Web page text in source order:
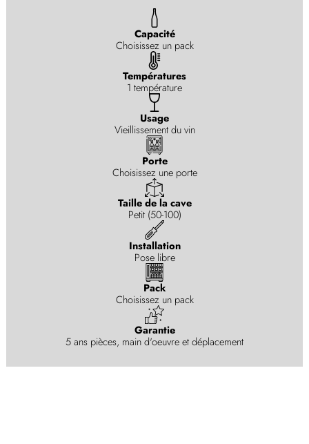
Capacité
Choisissez un pack
Températures
1 température
Usage
Vieillissement du vin
Porte
Choisissez une porte
Taille de la cave
Petit (50-100)
Installation
Pose libre
Pack
Choisissez un pack
Garantie
5 ans pièces, main d'oeuvre et déplacement